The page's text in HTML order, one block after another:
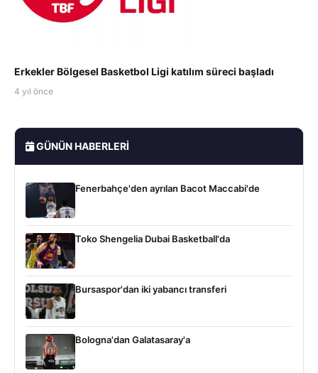
Erkekler Bölgesel Basketbol Ligi katılım süreci başladı
4 yıl önce
GÜNÜN HABERLERI
Fenerbahçe'den ayrılan Bacot Maccabi'de
Toko Shengelia Dubai Basketball'da
Bursaspor'dan iki yabancı transferi
Bologna'dan Galatasaray'a